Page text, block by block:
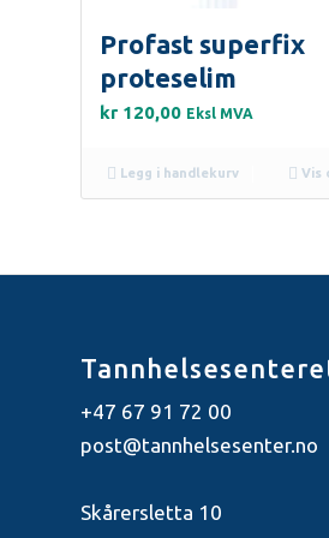
Profast superfix
proteselim
kr 120,00 Eksl MVA
Legg i handlekurv Vis
+47 67 91 72 00
post@tannhelsesenter.no
Skårersletta 10